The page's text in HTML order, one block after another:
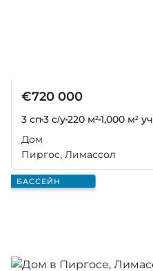
€720 000
3 сп3 с/у220 м²1,000 м² уч
Дом
Пиргос, Лимассол
БАССЕЙН